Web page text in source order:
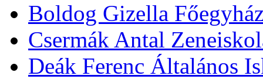
Boldog Gizella
Csermák Antal
Deák Ferenc Általános